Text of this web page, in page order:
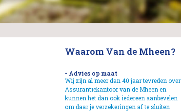
Waarom Van de Mheen?
• Advies op maat
Wij zijn al meer dan 40 jaar tevreden over
Assurantiekantoor van de Mheen en
kunnen het dan ook iedereen aanbevelen
om daar je verzekeringen af te sluiten